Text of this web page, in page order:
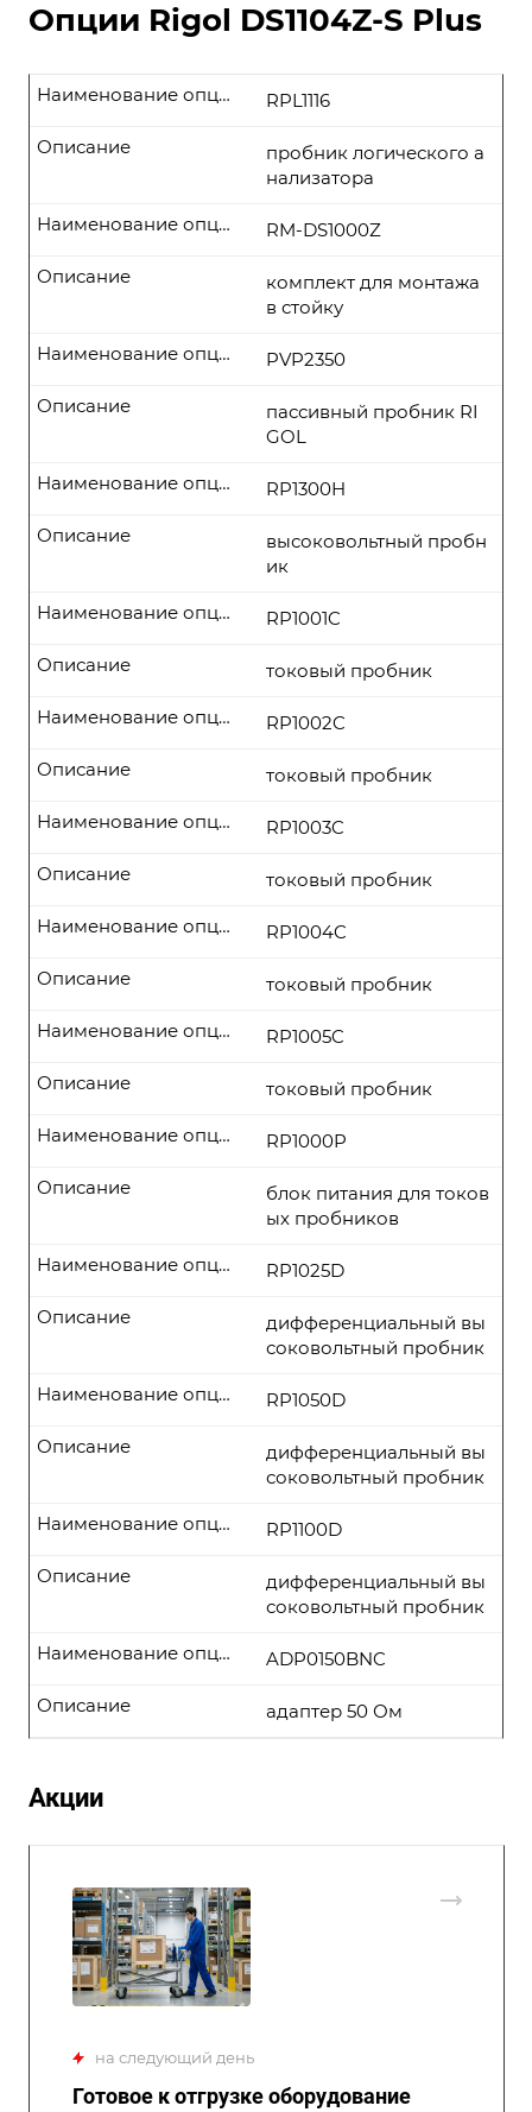
Опции Rigol DS1104Z-S Plus
RPL1116
Наименование опции
пробник логического а
нализатора
Описание
RM-DS1000Z
Наименование опции
комплект для монтажа
в стойку
Описание
PVP2350
Наименование опции
пассивный пробник RI
GOL
Описание
RP1300H
Наименование опции
высоковольтный пробн
ик
Описание
RP1001C
Наименование опции
токовый пробник
Описание
RP1002C
Наименование опции
токовый пробник
Описание
RP1003C
Наименование опции
токовый пробник
Описание
RP1004C
Наименование опции
токовый пробник
Описание
RP1005C
Наименование опции
токовый пробник
Описание
RP1000P
Наименование опции
блок питания для токов
ых пробников
Описание
RP1025D
Наименование опции
дифференциальный вы
соковольтный пробник
Описание
RP1050D
Наименование опции
дифференциальный вы
соковольтный пробник
Описание
RP1100D
Наименование опции
дифференциальный вы
соковольтный пробник
Описание
ADP0150BNC
Наименование опции
адаптер 50 Ом
Описание
Акции
на следующий день
Готовое к отгрузке оборудование